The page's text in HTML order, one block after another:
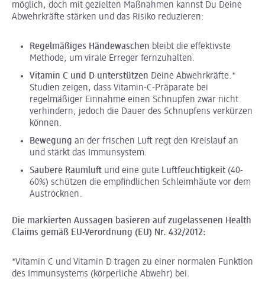
möglich, doch mit gezielten Maßnahmen kannst Du Deine
Abwehrkräfte stärken und das Risiko reduzieren:
Regelmäßiges Händewaschen bleibt die effektivste
Methode, um virale Erreger fernzuhalten.
Vitamin C und D unterstützen Deine Abwehrkräfte.*
Studien zeigen, dass Vitamin-C-Präparate bei
regelmäßiger Einnahme einen Schnupfen zwar nicht
verhindern, jedoch die Dauer des Schnupfens verkürzen
können.
Bewegung an der frischen Luft regt den Kreislauf an
und stärkt das Immunsystem.
Saubere Raumluft und eine gute Luftfeuchtigkeit (40-
60%) schützen die empfindlichen Schleimhäute vor dem
Austrocknen.
Die markierten Aussagen basieren auf zugelassenen Health
Claims gemäß EU-Verordnung (EU) Nr. 432/2012:
*Vitamin C und Vitamin D tragen zu einer normalen Funktion
des Immunsystems (körperliche Abwehr) bei.